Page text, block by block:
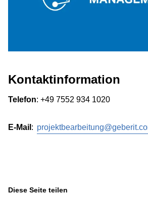
Kontaktinformation
Telefon: +49 7552 934 1020
E-Mail :
Diese Seite teilen